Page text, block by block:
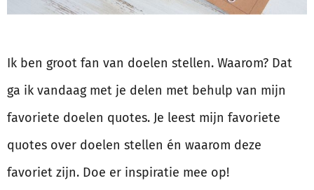
Ik ben groot fan van doelen stellen. Waarom? Dat
ga ik vandaag met je delen met behulp van mijn
favoriete doelen quotes. Je leest mijn favoriete
quotes over doelen stellen én waarom deze
favoriet zijn. Doe er inspiratie mee op!